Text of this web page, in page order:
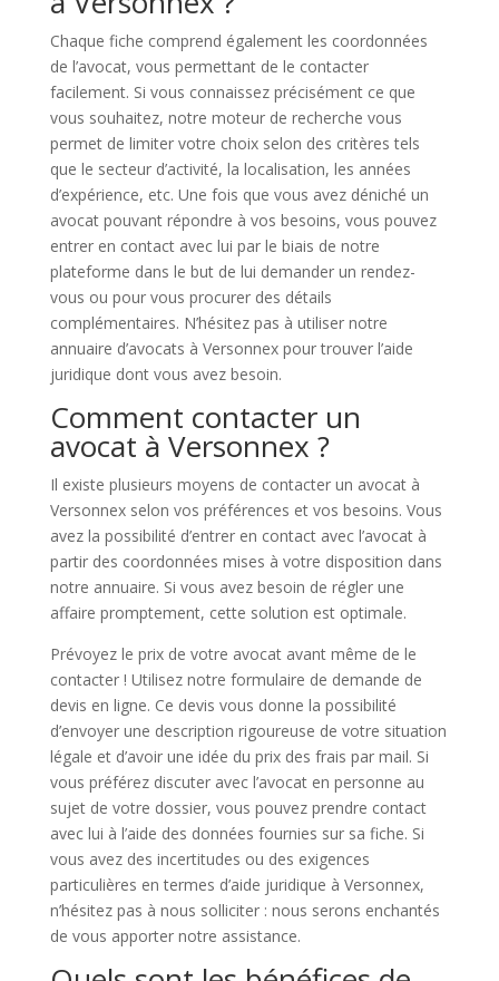
Chaque fiche comprend également les coordonnées
de l’avocat, vous permettant de le contacter
facilement. Si vous connaissez précisément ce que
vous souhaitez, notre moteur de recherche vous
permet de limiter votre choix selon des critères tels
que le secteur d’activité, la localisation, les années
d’expérience, etc. Une fois que vous avez déniché un
avocat pouvant répondre à vos besoins, vous pouvez
entrer en contact avec lui par le biais de notre
plateforme dans le but de lui demander un rendez-
vous ou pour vous procurer des détails
complémentaires. N’hésitez pas à utiliser notre
annuaire d’avocats à Versonnex pour trouver l’aide
juridique dont vous avez besoin.
Comment contacter un
avocat à Versonnex ?
Il existe plusieurs moyens de contacter un avocat à
Versonnex selon vos préférences et vos besoins. Vous
avez la possibilité d’entrer en contact avec l’avocat à
partir des coordonnées mises à votre disposition dans
notre annuaire. Si vous avez besoin de régler une
affaire promptement, cette solution est optimale.
Prévoyez le prix de votre avocat avant même de le
contacter ! Utilisez notre formulaire de demande de
devis en ligne. Ce devis vous donne la possibilité
d’envoyer une description rigoureuse de votre situation
légale et d’avoir une idée du prix des frais par mail. Si
vous préférez discuter avec l’avocat en personne au
sujet de votre dossier, vous pouvez prendre contact
avec lui à l’aide des données fournies sur sa fiche. Si
vous avez des incertitudes ou des exigences
particulières en termes d’aide juridique à Versonnex,
n’hésitez pas à nous solliciter : nous serons enchantés
de vous apporter notre assistance.